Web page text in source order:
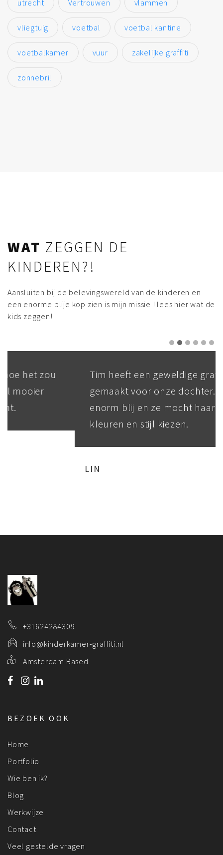
utrecht Vertrouwen vlammen
vliegtuig voetbal voetbal kantine
voetbalkamer vuur zakelijke graffiti
zonnebril
WAT ZEGGEN DE
KINDEREN?!
Aansluiten bij de belevingswereld van de kinderen en
een enorme blije kop zien is mijn missie ! lees hier wat de
kids zeggen!
Tim heeft een geweldige graffiti
gemaakt voor onze dochter. Ze is echt
enorm blij en ze mocht haar eigen
kleuren en stijl kiezen.
+31624284309
info@kinderkamer-graffiti.nl
Amsterdam Based
BEZOEK OOK
Home
Portfolio
Wie ben ik?
Blog
Werkwijze
Contact
Veel gestelde vragen